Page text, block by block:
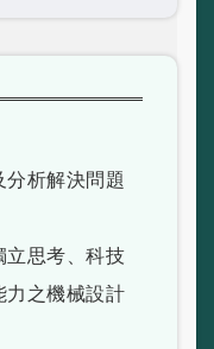
析解決問題
立思考、科技
力之機械設計